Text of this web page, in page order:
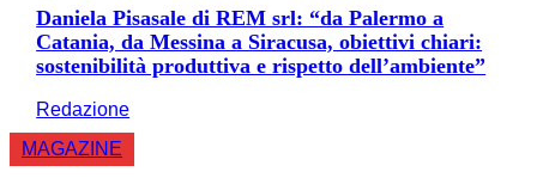
Daniela Pisasale di REM srl: “da Palermo a
Catania, da Messina a Siracusa, obiettivi chiari:
sostenibilità produttiva e rispetto dell’ambiente”
Redazione
MAGAZINE